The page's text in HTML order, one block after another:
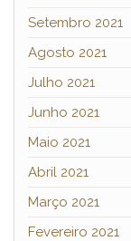
Setembro 2021
Agosto 2021
Julho 2021
Junho 2021
Maio 2021
Abril 2021
Março 2021
Fevereiro 2021